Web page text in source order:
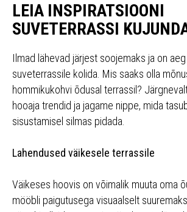
LEIA INSPIRATSIOONI
SUVETERRASSI
Ilmad lähevad järjest soojemaks ja on
suveterrassile kolida. Mis saaks olla
hommikukohvi õdusal terrassil?
hooaja trendid ja jagame nippe, mida
sisustamisel silmas pidada.
Lahendused väikesele terrassile
Väikeses hoovis on võimalik muuta oma
mööbli paigutusega visuaalselt